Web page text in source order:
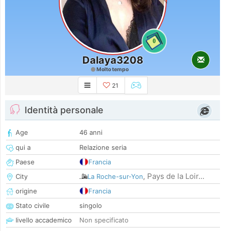
0
Dalaya3208
Molto tempo
21
Identità personale
Age
46 anni
qui a
Relazione seria
Paese
Francia
City
La Roche-sur-Yon, Pays de la Loir...
origine
Francia
Stato civile
singolo
livello accademico
Non specificato